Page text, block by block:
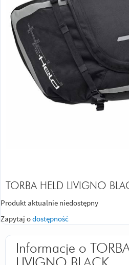
TORBA HELD LIVIGNO
Produkt aktualnie niedostępny
Zapytaj odostępność
Informacje o